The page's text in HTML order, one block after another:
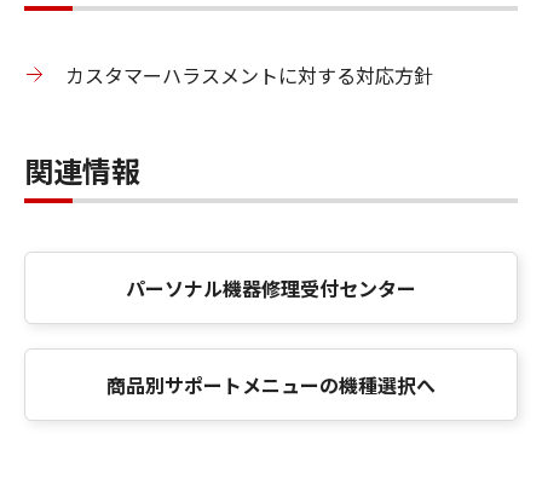
カスタマーハラスメントに対する対応方針
関連情報
パーソナル機器修理受付センター
商品別サポートメニューの機種選択へ